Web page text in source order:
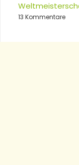
13 Kommentare